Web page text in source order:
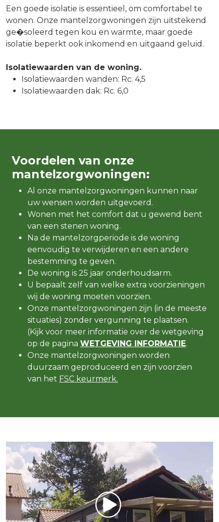
Een goede isolatie is essentieel, om comfortabel te
wonen. Onze mantelzorgwoningen zijn uitstekend
ge�soleerd tegen kou en warmte, maar goede
isolatie beperkt ook inkomend en uitgaand geluid.
Isolatiewaarden van de woning.
Isolatiewaarden wanden: Rc. 4,5
Isolatiewaarden dak: Rc. 6,0
Voordelen van onze
mantelzorgwoningen:
Al onze mantelzorgwoningen kunnen naar
uw wensen worden uitgevoerd.
Wonen met het comfort dat u gewend bent
van een stenen woning.
Na de mantelzorgperiode is de woning
eenvoudig te verwijderen en een andere
bestemming te geven.
De woning is 25 jaar onderhoudsarm.
U bepaalt zelf van welke extra voorzieningen
wij de woning moeten voorzien.
Onze mantelzorgwoningen zijn (in de meeste
situaties) zonder vergunning te plaatsen.
(Kijk voor meer informatie over de wetgeving
op de pagina WETGEVING INFORMATIE.
Onze mantelzorgwoningen worden
duurzaam geproduceerd en zijn voorzien
van het FSC keurmerk.